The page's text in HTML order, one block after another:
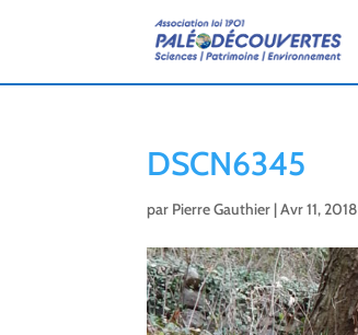
DSCN6345
par Pierre Gauthier |Avr 11, 2018